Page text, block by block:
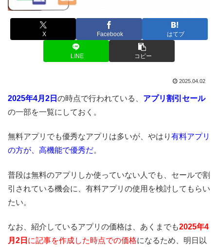
X Facebook はてブ
LINE コピー
2025.04.02
2025年4月2日 の時点で行われている、 アプリ割引セール
の一部を一覧にしておく。
無料アプリでも優秀なアプリは多いが、やはり 有料アプリ
の方が、高機能で優秀だ。
普段は無料のアプリしか使っていない人でも、セールで割
引されている機会に、有料アプリの使用を検討してもらい
たい。
なお、紹介しているアプリの価格は、あくまでも2025年4
月2日 に記事を作成した時点での価格になるため、明日以